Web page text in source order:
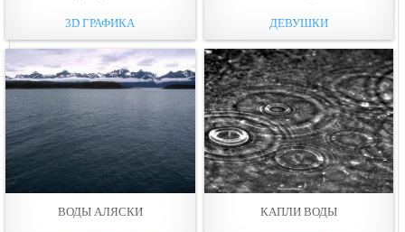
3D ГРАФИКА ДЕВУШКИ
ВОДЫ АЛЯСКИ КАПЛИ ВОДЫ